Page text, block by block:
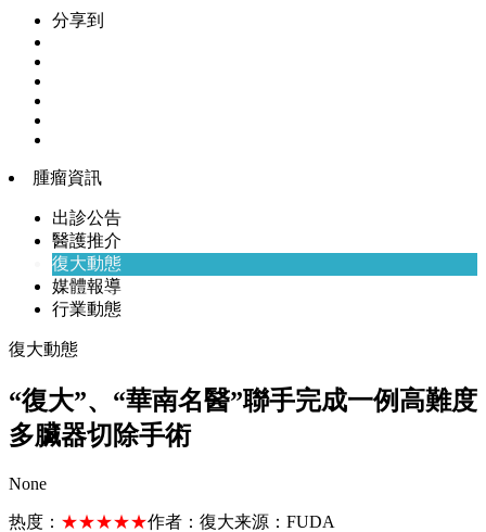
分享到
腫瘤資訊
出診公告
醫護推介
復大動態
媒體報導
行業動態
復大動態
“復大”、“華南名醫”聯手完成一例高難度
多臟器切除手術
None
热度： ★★★★★作者： 復大来源： FUDA